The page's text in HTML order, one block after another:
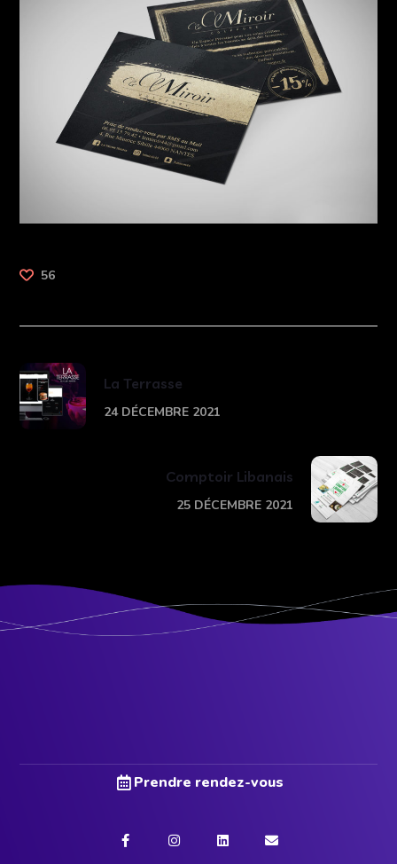
56
La Terrasse
24 DÉCEMBRE 2021
Comptoir Libanais
25 DÉCEMBRE 2021
Prendre rendez-vous